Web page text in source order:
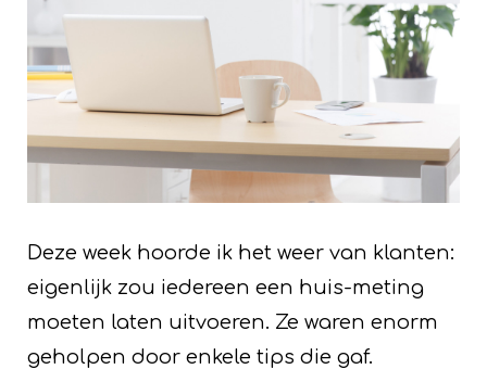
Deze week hoorde ik het weer van klanten:
eigenlijk zou iedereen een huis-meting
moeten laten uitvoeren. Ze waren enorm
geholpen door enkele tips die gaf.